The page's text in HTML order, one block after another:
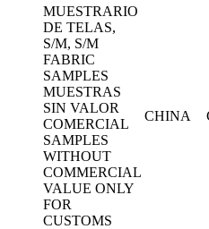
MUESTRARIO
DE TELAS,
S/M, S/M
FABRIC
SAMPLES
MUESTRAS
SIN VALOR
COMERCIAL
SAMPLES
WITHOUT
COMMERCIAL
VALUE ONLY
FOR
CUSTOMS
CHINA